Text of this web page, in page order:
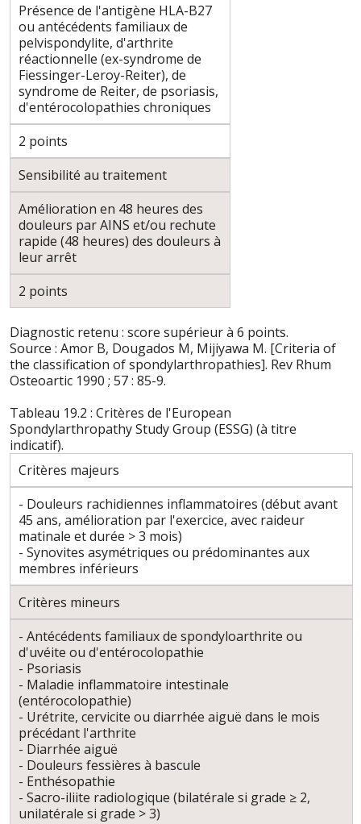
Présence de l'antigène HLA-B27
ou antécédents familiaux de
pelvispondylite, d'arthrite
réactionnelle (ex-syndrome de
Fiessinger-Leroy-Reiter), de
syndrome de Reiter, de psoriasis,
d'entérocolopathies chroniques
2 points
Sensibilité au traitement
Amélioration en 48 heures des
douleurs par AINS et/ou rechute
rapide (48 heures) des douleurs à
leur arrêt
2 points
Diagnostic retenu : score supérieur à 6 points.
Source : Amor B, Dougados M, Mijiyawa M. [Criteria of
the classification of spondylarthropathies]. Rev Rhum
Osteoartic 1990 ; 57 : 85-9.
Tableau 19.2 : Critères de l'European
Spondylarthropathy Study Group (ESSG) (à titre
indicatif).
Critères majeurs
- Douleurs rachidiennes inflammatoires (début avant
45 ans, amélioration par l'exercice, avec raideur
matinale et durée > 3 mois)
- Synovites asymétriques ou prédominantes aux
membres inférieurs
Critères mineurs
- Antécédents familiaux de spondyloarthrite ou
d'uvéite ou d'entérocolopathie
- Psoriasis
- Maladie inflammatoire intestinale
(entérocolopathie)
- Urétrite, cervicite ou diarrhée aiguë dans le mois
précédant l'arthrite
- Diarrhée aiguë
- Douleurs fessières à bascule
- Enthésopathie
- Sacro-iliite radiologique (bilatérale si grade ≥ 2,
unilatérale si grade > 3)